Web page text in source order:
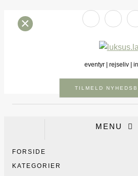
eventyr | rejseliv |
TILMELD
MENU
FORSIDE
KATEGORIER
×